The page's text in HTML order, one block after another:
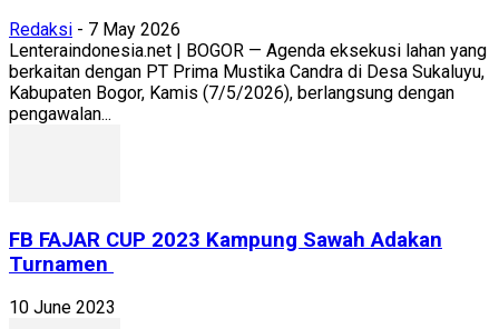
Redaksi - 7 May 2026
Lenteraindonesia.net | BOGOR — Agenda eksekusi lahan yang
berkaitan dengan PT Prima Mustika Candra di Desa Sukaluyu,
Kabupaten Bogor, Kamis (7/5/2026), berlangsung dengan
pengawalan...
FB FAJAR CUP 2023 Kampung Sawah Adakan
Turnamen
10 June 2023